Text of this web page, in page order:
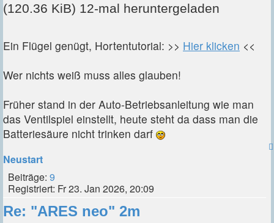
(120.36 KiB) 12-mal heruntergeladen
Ein Flügel genügt, Hortentutorial: >> Hier klicken <<
Wer nichts weiß muss alles glauben!
Früher stand in der Auto-Betriebsanleitung wie man
das Ventilspiel einstellt, heute steht da dass man die
Batteriesäure nicht trinken darf
Neustart
Beiträge: 9
Registriert: Fr 23. Jan 2026, 20:09
Re: "ARES neo" 2m